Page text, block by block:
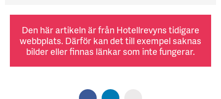
Den här artikeln är från Hotellrevyns tidigare
webbplats. Därför kan det till exempel saknas
bilder eller finnas länkar som inte fungerar.